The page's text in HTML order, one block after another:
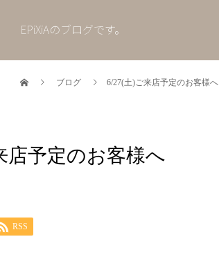
EPiXiAのブログです。
ブログ 6/27(土)ご来店予定のお客様へ
店予定のお客様へ
RSS